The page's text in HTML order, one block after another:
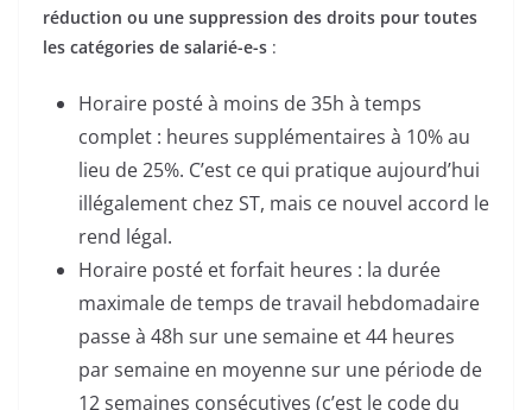
réduction ou une suppression des droits pour toutes
les catégories de salarié-e-s :
Horaire posté à moins de 35h à temps
complet : heures supplémentaires à 10% au
lieu de 25%. C’est ce qui pratique aujourd’hui
illégalement chez ST, mais ce nouvel accord le
rend légal.
Horaire posté et forfait heures : la durée
maximale de temps de travail hebdomadaire
passe à 48h sur une semaine et 44 heures
par semaine en moyenne sur une période de
12 semaines consécutives (c’est le code du